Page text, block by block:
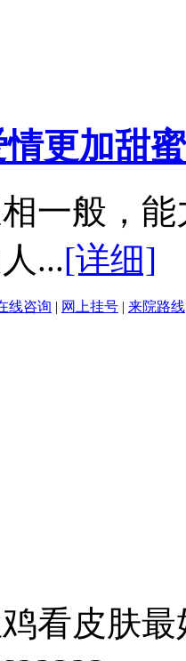
更加甜蜜
一般，
...[详细]
线咨询 | 网上挂号 | 来院路线
看皮肤